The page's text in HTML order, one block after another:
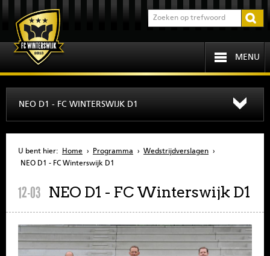
MENU
OVER FCW
INFORMATIE
SENIOREN
NEO D1 - FC WINTERSWIJK D1
U bent hier: Home › Programma › Wedstrijdverslagen ›
NEO D1 - FC Winterswijk D1
12-03 NEO D1 - FC Winterswijk D1